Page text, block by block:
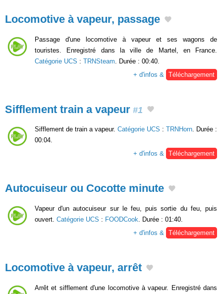
Locomotive à vapeur, passage
Passage d'une locomotive à vapeur et ses wagons de
touristes. Enregistré dans la ville de Martel, en France.
Catégorie UCS : TRNSteam . Durée : 00:40.
+ d'infos &
Téléchargement
Sifflement train a vapeur #1
Sifflement de train a vapeur. Catégorie UCS : TRNHorn. Durée :
00:04.
+ d'infos & Téléchargement
Autocuiseur ou Cocotte minute
Vapeur d'un autocuiseur sur le feu, puis sortie du feu, puis
ouvert. Catégorie UCS : FOODCook . Durée : 01:40.
+ d'infos &
Téléchargement
Locomotive à vapeur, arrêt
Arrêt et sifflement d'une locomotive à vapeur. Enregistré dans